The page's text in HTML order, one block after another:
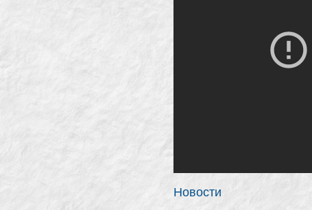
Новости